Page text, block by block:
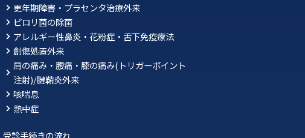
2021年2月
2021年1月
2020年12月
2020年11月
更年期障害・プラセンタ治療外来
ピロリ菌の除菌
アレルギー性鼻炎・花粉症・舌下免疫療法
創傷処置外来
肩の痛み・腰痛・膝の痛み(トリガーポイント
注射)/腱鞘炎外来
咳喘息
熱中症
受診手続きの流れ